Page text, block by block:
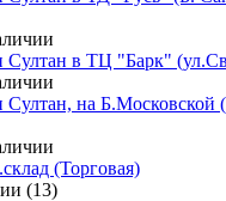
Султан в ТЦ "Барк"
Султан, на Б.Московской
(Торговая)
(13)